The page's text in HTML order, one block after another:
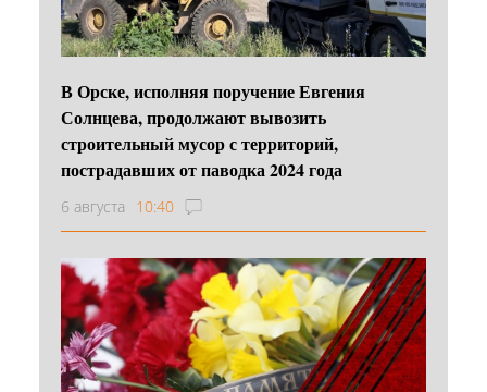
В Орске, исполняя поручение Евгения
Солнцева, продолжают вывозить
строительный мусор с территорий,
пострадавших от паводка 2024 года
6 августа 10:40